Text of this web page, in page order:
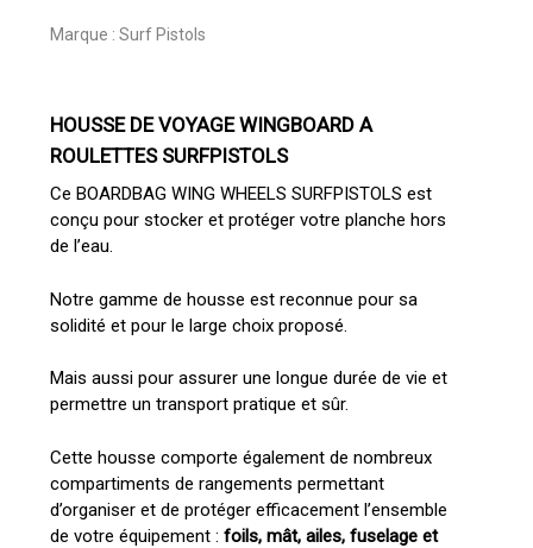
Marque : Surf Pistols
HOUSSE DE VOYAGE WINGBOARD A
ROULETTES SURFPISTOLS
Ce BOARDBAG WING WHEELS SURFPISTOLS est
conçu pour stocker et protéger votre planche hors
de l’eau.
Notre gamme de housse est reconnue pour sa
solidité et pour le large choix proposé.
Mais aussi pour assurer une longue durée de vie et
permettre un transport pratique et sûr.
Cette housse comporte également de nombreux
compartiments de rangements permettant
d’organiser et de protéger efficacement l’ensemble
de votre équipement : foils, mât, ailes, fuselage et